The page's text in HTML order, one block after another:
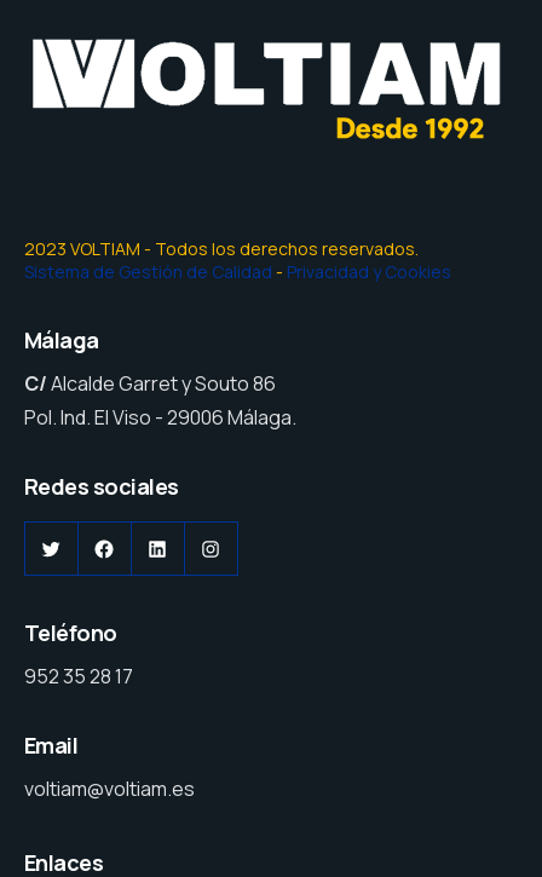
2023 VOLTIAM - Todos los derechos reservados.
Sistema de Gestión de Calidad - Privacidad y Cookies
Málaga
C/Alcalde Garret y Souto 86
Pol. Ind. El Viso - 29006 Málaga.
Redes sociales
Teléfono
952 35 28 17
Email
voltiam@voltiam.es
Enlaces